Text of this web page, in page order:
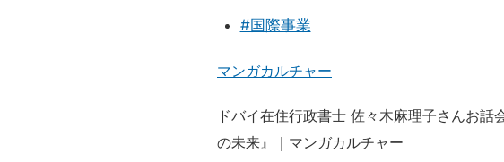
#国際事業
マンガカルチャー
ドバイ在住行政書士 佐々木麻理子さんお
の未来』｜マンガカルチャー